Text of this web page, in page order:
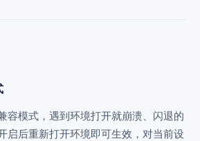
理
心
容模式，遇到环境打开就崩溃、闪退的
启后重新打开环境即可生效，对当前设